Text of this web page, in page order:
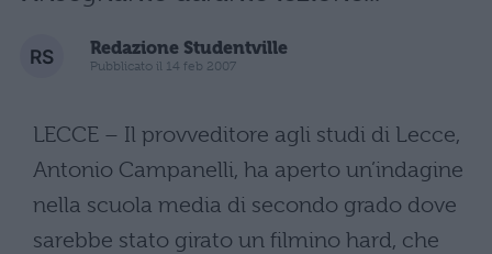
Redazione Studentville
Pubblicato il 14 feb 2007
LECCE – Il provveditore agli studi di Lecce,
Antonio Campanelli, ha aperto un’indagine
nella scuola media di secondo grado dove
sarebbe stato girato un filmino hard, che